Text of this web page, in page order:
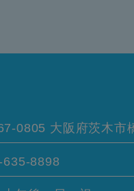
0805 大阪府茨木市
635-8898